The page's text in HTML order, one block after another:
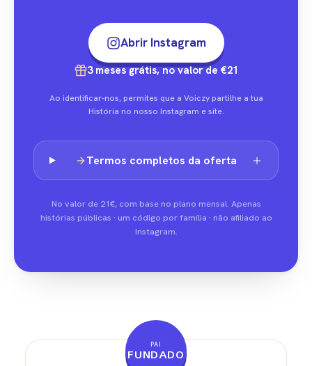
Abrir Instagram
3 meses grátis, no valor de €21
Ao identificar-nos, permites que a Voiczy partilhe a tua
História no nosso Instagram e site.
Termos completos da oferta
No valor de 21€, com base no plano mensal. Apenas
histórias públicas · um código por família · não afiliado ao
Instagram.
PAI
FUNDADO